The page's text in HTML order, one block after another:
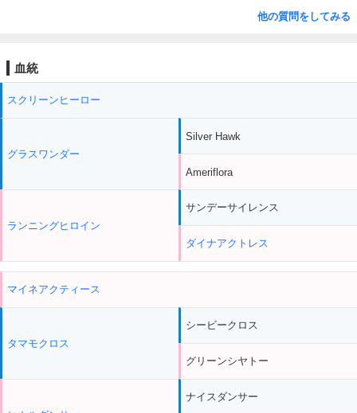
他の質問をしてみる
血統
スクリーンヒーロー
グラスワンダー
ランニングヒロイン
Silver Hawk
Ameriflora
サンデーサイレンス
ダイナアクトレス
マイネアクティース
タマモクロス
シービークロス
グリーンシヤトー
ナイスダンサー